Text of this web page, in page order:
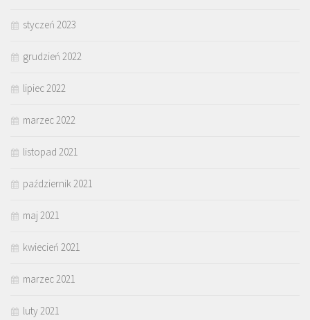
styczeń 2023
grudzień 2022
lipiec 2022
marzec 2022
listopad 2021
październik 2021
maj 2021
kwiecień 2021
marzec 2021
luty 2021